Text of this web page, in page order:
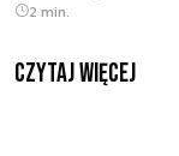
2 min.
czytaj więcej